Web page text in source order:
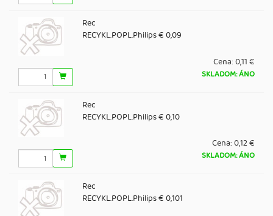
Rec
RECYKL.POPL.Philips € 0,09
Cena:0,11 €
SKLADOM: ÁNO
Rec
RECYKL.POPL.Philips € 0,10
Cena:0,12 €
SKLADOM: ÁNO
Rec
RECYKL.POPL.Philips € 0,101